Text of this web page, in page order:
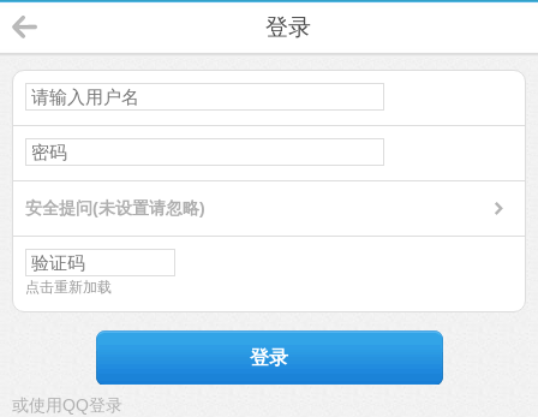
登录
安全提问(未设置请忽略)
点击重新加载
登录
或使用QQ登录